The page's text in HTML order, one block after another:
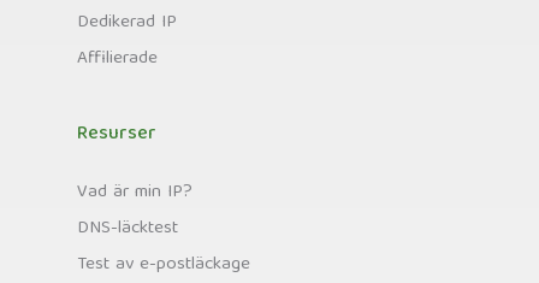
Dedikerad IP
Affilierade
Resurser
Vad är min IP?
DNS-läcktest
Test av e-postläckage